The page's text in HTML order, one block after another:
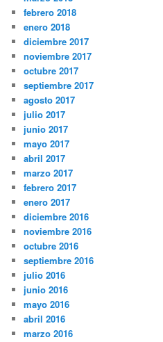
febrero 2018
enero 2018
diciembre 2017
noviembre 2017
octubre 2017
septiembre 2017
agosto 2017
julio 2017
junio 2017
mayo 2017
abril 2017
marzo 2017
febrero 2017
enero 2017
diciembre 2016
noviembre 2016
octubre 2016
septiembre 2016
julio 2016
junio 2016
mayo 2016
abril 2016
marzo 2016